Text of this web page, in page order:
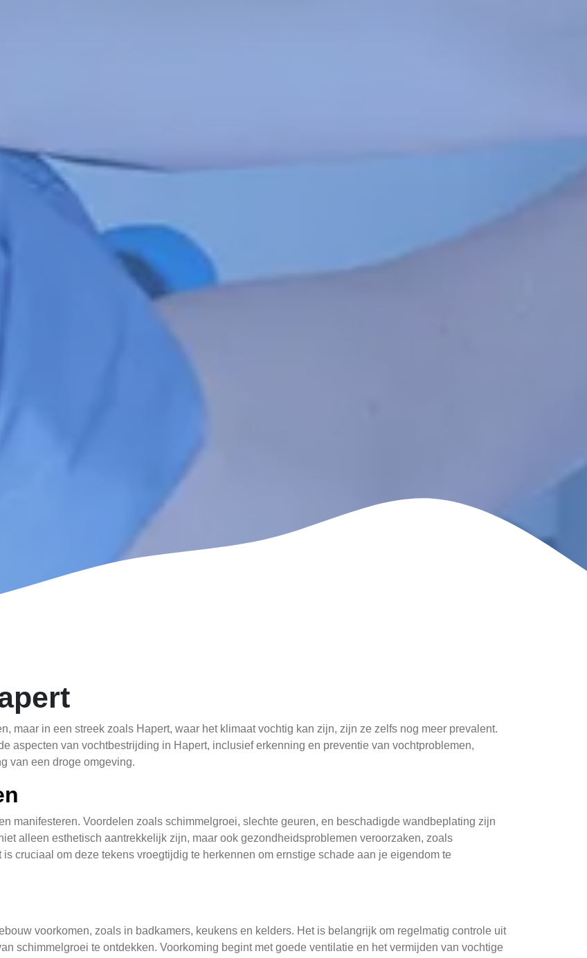
maar in een streek zoals Hapert, waar het klimaat vochtig kan zijn, zijn ze zelfs nog meer prevalent.
aspecten van vochtbestrijding in Hapert, inclusief erkenning en preventie van vochtproblemen,
van een droge omgeving.
manifesteren. Voordelen zoals schimmelgroei, slechte geuren, en beschadigde wandbeplating zijn
alleen esthetisch aantrekkelijk zijn, maar ook gezondheidsproblemen veroorzaken, zoals
cruciaal om deze tekens vroegtijdig te herkennen om ernstige schade aan je eigendom te
voorkomen, zoals in badkamers, keukens en kelders. Het is belangrijk om regelmatig controle uit
schimmelgroei te ontdekken. Voorkoming begint met goede ventilatie en het vermijden van vochtige